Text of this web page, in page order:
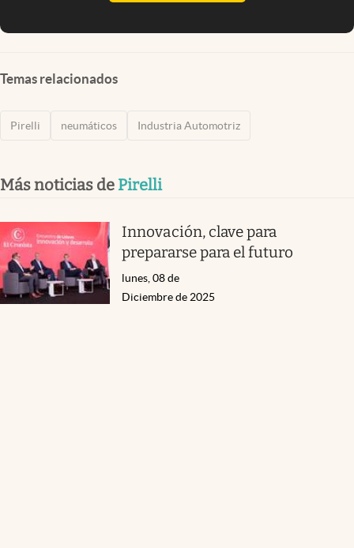
Temas relacionados
Pirelli neumáticos Industria Automotriz
Más noticias de Pirelli
Innovación, clave para
prepararse para el futuro
lunes, 08 de
Diciembre de 2025